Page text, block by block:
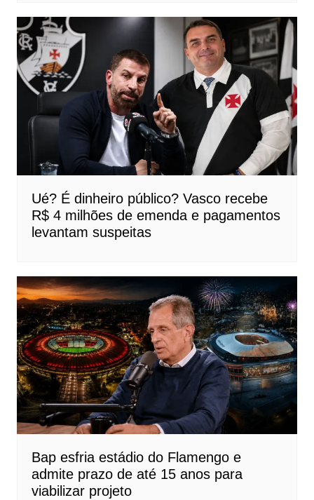
Ué? É dinheiro público? Vasco recebe
R$ 4 milhões de emenda e pagamentos
levantam suspeitas
Bap esfria estádio do Flamengo e
admite prazo de até 15 anos para
viabilizar projeto